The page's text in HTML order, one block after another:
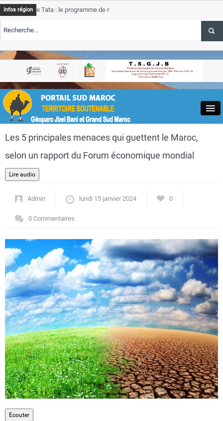
Close
Actualités
Tourisme
Régions
Hotels
Evenements
Contact
Infos région
de Tata : le programme de rehabilitation post-inondations
TSGJB Tourisme : l’ONMT renforce l’aerien a Dakhla et
Tata
service
TSGJB Tourisme au Maroc : Transavia renforce les vols Paris-
Les 5 principales menaces qui guettent le Maroc,
selon un rapport du Forum économique mondial
Admin lundi 15 janvier 2024 0
0 Commentaires
Ecouter